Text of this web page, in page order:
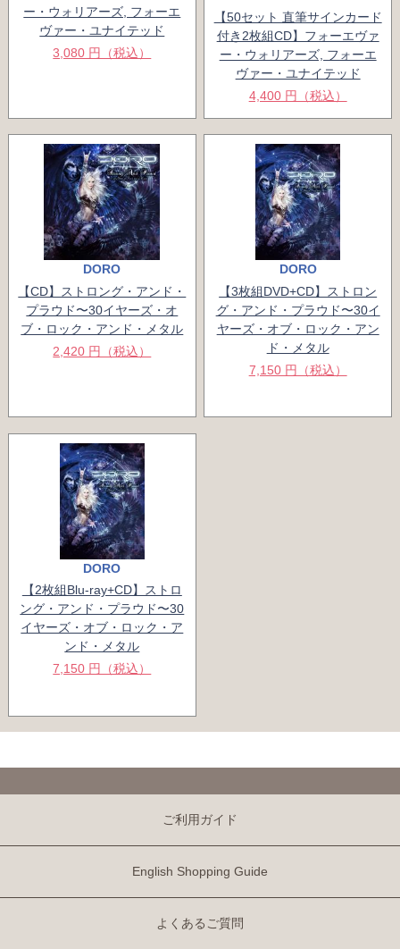
ー・ウォリアーズ, フォーエ
ヴァー・ユナイテッド
3,080 円（税込）
【50セット 直筆サインカード
付き2枚組CD】フォーエヴァ
ー・ウォリアーズ, フォーエ
ヴァー・ユナイテッド
4,400 円（税込）
DORO
【CD】ストロング・アンド・
プラウド〜30イヤーズ・オ
ブ・ロック・アンド・メタル
2,420 円（税込）
DORO
【3枚組DVD+CD】ストロン
グ・アンド・プラウド〜30イ
ヤーズ・オブ・ロック・アン
ド・メタル
7,150 円（税込）
DORO
【2枚組Blu-ray+CD】ストロ
ング・アンド・プラウド〜30
イヤーズ・オブ・ロック・ア
ンド・メタル
7,150 円（税込）
ご利用ガイド
English Shopping Guide
よくあるご質問